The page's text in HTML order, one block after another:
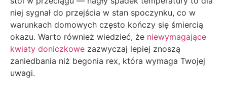
niej sygnał do przejścia w stan spoczynku, co w
warunkach domowych często kończy się śmiercią
okazu. Warto również wiedzieć, że niewymagające
kwiaty doniczkowe zazwyczaj lepiej znoszą
zaniedbania niż begonia rex, która wymaga Twojej
uwagi.